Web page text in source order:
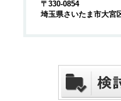
〒330-0854
埼玉県さいたま市大宮